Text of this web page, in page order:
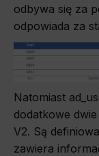
odbywa się za
odpowiada za
Natomiast
dodatkowe
V2. Są
zawiera